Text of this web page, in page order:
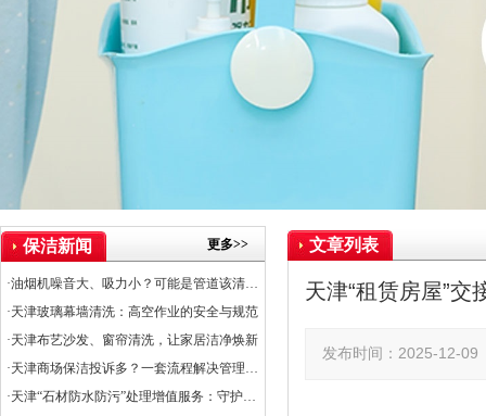
保洁新闻 更多>>
·油烟机噪音大、吸力小？可能是管道该清洗了
·天津玻璃幕墙清洗：高空作业的安全与规范
·天津布艺沙发、窗帘清洗，让家居洁净焕新
·天津商场保洁投诉多？一套流程解决管理难题
·天津“石材防水防污”处理增值服务：守护石材之美，提升空间价值
文章列表
天津“租赁房屋”
发布时间：2025-12-